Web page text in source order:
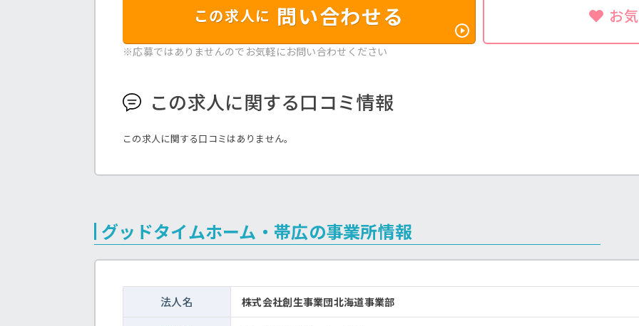
この求人に 問い合わせる お
※応募ではありませんのでお気軽にお問い合わせください
この求人に関する口コミ情報
この求人に関する口コミはありません。
グッドタイムホーム・帯広の事業所情報
法人名 株式会社創生事業団北海道事業部